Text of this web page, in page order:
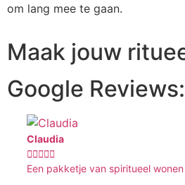
om lang mee te gaan.
Maak jouw
Google Reviews:
Claudia

Een pakketje van spiritueel